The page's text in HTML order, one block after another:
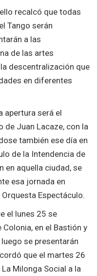
recalcó que todas
Tango serán
a las
de las artes
descentralización que
en diferentes
apertura será el
de Juan Lacaze, con la
también ese día en
de la Intendencia de
en aquella ciudad, se
esa jornada en
Espectáculo.
el lunes 25 se
en el Bastión y
se presentarán
que el martes 26
Milonga Social a la